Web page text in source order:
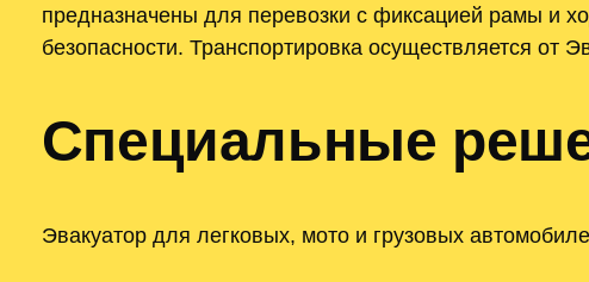
предназначены для перевозки с фиксацией рамы и
безопасности. Транспортировка осуществляется от
Специальные
Эвакуатор для легковых, мото и грузовых